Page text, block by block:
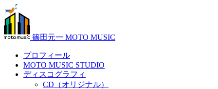
篠田元一 MOTO MUSIC
プロフィール
MOTO MUSIC STUDIO
ディスコグラフィ
CD（オリジナル）